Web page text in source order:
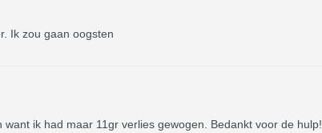
Ik zou gaan oogsten
ik had maar 11gr verlies gewogen. Bedankt voor de hulp!